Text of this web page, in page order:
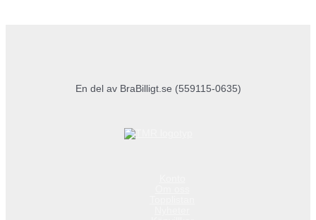
En del av BraBilligt.se (559115-0635)